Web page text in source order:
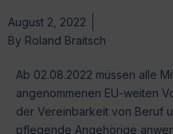
August 2, 2022
By Roland Braitsch
Ab 02.08.2022 müssen alle
angenommenen EU-weiten
der Vereinbarkeit von Beruf
pflegende Angehörige